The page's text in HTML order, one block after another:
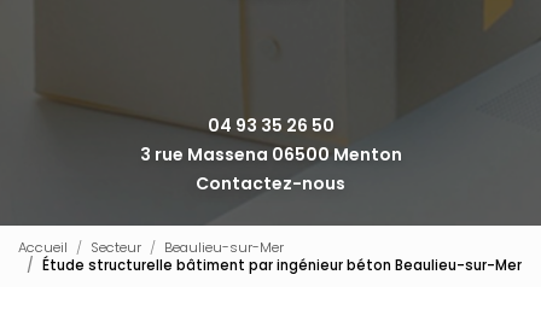
04 93 35 26 50
3 rue Massena 06500 Menton
Contactez-nous
Accueil Secteur
Beaulieu-sur-Mer
Étude structurelle bâtiment par ingénieur béton Beaulieu-sur-Mer